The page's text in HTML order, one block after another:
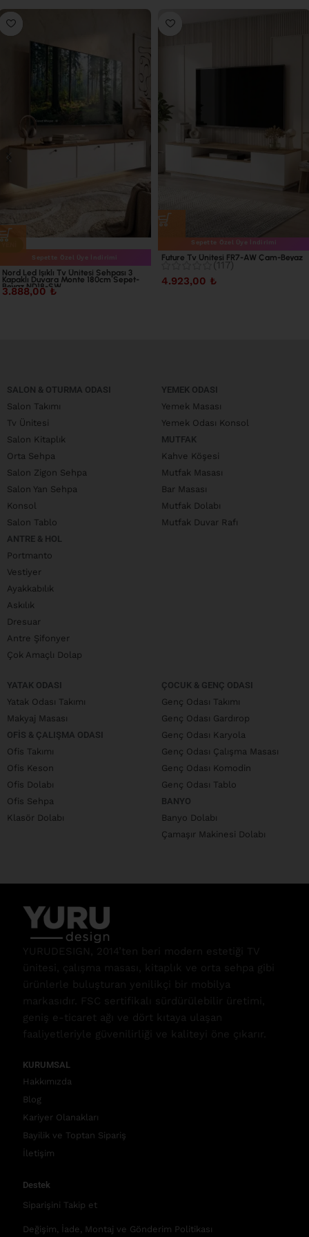
Sepette Özel Üye İndirimi
Nord Led Işıklı Tv Ünitesi Sehpası 3
Kapaklı Duvara Monte 180cm Sepet-
Beyaz ND18-SW
3.888,00 ₺
Sepette Özel Üye İndirimi
Future Tv Ünitesi FR7-AW Çam-Beyaz
(117)
4.923,00 ₺
SALON & OTURMA ODASI
Salon Takımı
Tv Ünitesi
Salon Kitaplık
Orta Sehpa
Salon Zigon Sehpa
Salon Yan Sehpa
Konsol
Salon Tablo
ANTRE & HOL
Portmanto
Vestiyer
Ayakkabılık
Askılık
Dresuar
Antre Şifonyer
Çok Amaçlı Dolap
YEMEK ODASI
Yemek Masası
Yemek Odası Konsol
MUTFAK
Kahve Köşesi
Mutfak Masası
Bar Masası
Mutfak Dolabı
Mutfak Duvar Rafı
YATAK ODASI
Yatak Odası Takımı
Makyaj Masası
OFIS & ÇALIŞMA ODASI
Ofis Takımı
Ofis Keson
Ofis Dolabı
Ofis Sehpa
Klasör Dolabı
ÇOCUK & GENÇ ODASI
Genç Odası Takımı
Genç Odası Gardırop
Genç Odası Karyola
Genç Odası Çalışma Masası
Genç Odası Komodin
Genç Odası Tablo
BANYO
Banyo Dolabı
Çamaşır Makinesi Dolabı
YURUDESIGN, 2014’ten beri modern estetiği TV
ünitesi, çalışma masası, kitaplık ve orta sehpa gibi
ürünlerle buluşturan yenilikçi bir mobilya
markasıdır. FSC sertifikalı sürdürülebilir üretimi,
geniş e-ticaret ağı ve dört kıtaya ulaşan
faaliyetleriyle güvenilirliği ve kaliteyi öne çıkarır.
KURUMSAL
Hakkımızda
Blog
Kariyer Olanakları
Bayilik ve Toptan Sipariş
İletişim
Destek
Siparişini Takip et
Değişim, İade, Montaj ve Gönderim Politikası